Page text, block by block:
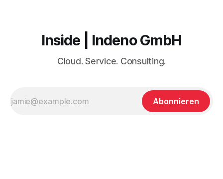
Inside | Indeno GmbH
Cloud. Service. Consulting.
Abonnieren